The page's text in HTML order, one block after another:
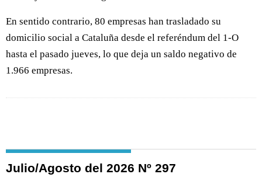
En sentido contrario, 80 empresas han trasladado su
domicilio social a Cataluña desde el referéndum del 1-O
hasta el pasado jueves, lo que deja un saldo negativo de
1.966 empresas.
Julio/Agosto del 2026 Nº 297